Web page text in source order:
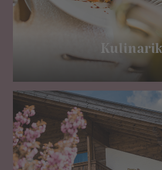
Kulinarik